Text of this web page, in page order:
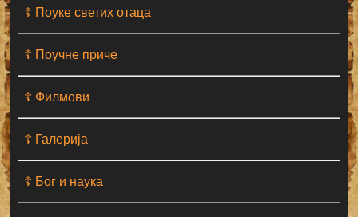
☦ Поуке светих отаца
☦ Поучне приче
☦ Филмови
☦ Галерија
☦ Бог и наука